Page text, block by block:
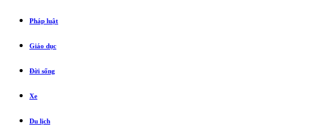
Pháp luật
Giáo dục
Đời sống
Xe
Du lịch